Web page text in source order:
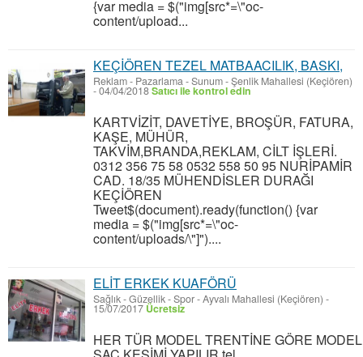
{var media = $("img[src*=\"oc-
content/upload...
KEÇİÖREN TEZEL MATBAACILIK, BASKI,
Reklam - Pazarlama - Sunum-Şenlik Mahallesi (Keçiören)
-04/04/2018Satıcı ile kontrol edin
KARTVİZİT, DAVETİYE, BROŞÜR, FATURA,
KAŞE, MÜHÜR,
TAKVİM,BRANDA,REKLAM, CİLT İŞLERİ.
0312 356 75 58 0532 558 50 95 NURİPAMİR
CAD. 18/35 MÜHENDİSLER DURAĞI
KEÇİÖREN
Tweet$(document).ready(function() {var
media = $("img[src*=\"oc-
content/uploads/\"]")....
ELİT ERKEK KUAFÖRÜ
Sağlık - Güzellik - Spor-Ayvalı Mahallesi (Keçiören) -
15/07/2017 Ücretsiz
HER TÜR MODEL TRENTİNE GÖRE MODEL